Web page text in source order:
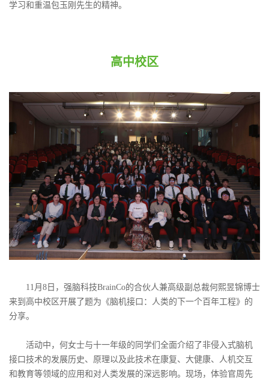
学习和重温包玉刚先生的精神。
高中校区
11月8日，强脑科技BrainCo的合伙人兼高级副总裁何熙昱锦博士
来到高中校区开展了题为《脑机接口：人类的下一个百年工程》的
分享。
活动中，何女士与十一年级的同学们全面介绍了非侵入式脑机
接口技术的发展历史、原理以及此技术在康复、大健康、人机交互
和教育等领域的应用和对人类发展的深远影响。现场，体验官周先